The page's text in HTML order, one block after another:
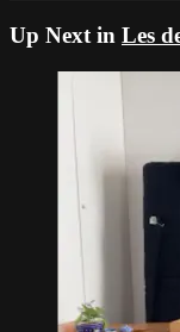
Up Next in Les